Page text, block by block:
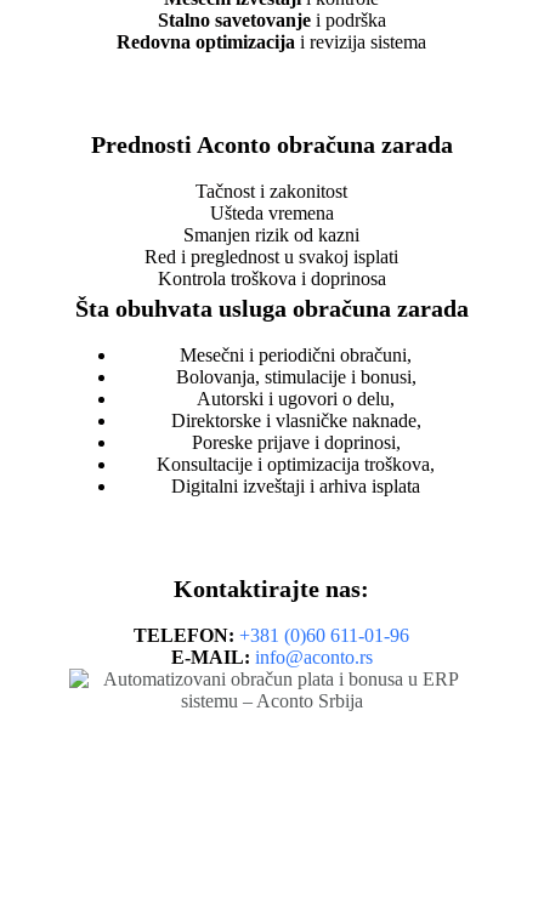
Stalno savetovanjei podrška
Redovna optimizacija i revizija sistema
Prednosti Aconto obračuna zarada
Tačnost i zakonitost
Ušteda vremena
Smanjen rizik od kazni
Red i preglednost u svakoj isplati
Kontrola troškova i doprinosа
Šta obuhvata usluga obračuna zarada
Mesečni i periodični obračuni,
Bolovanja, stimulacije i bonusi,
Autorski i ugovori o delu,
Direktorske i vlasničke naknade,
Poreske prijave i doprinosi,
Konsultacije i optimizacija troškova,
Digitalni izveštaji i arhiva isplata
Kontaktirajte nas:
TELEFON: +381 (0)60 611-01-96
E-MAIL: info@aconto.rs